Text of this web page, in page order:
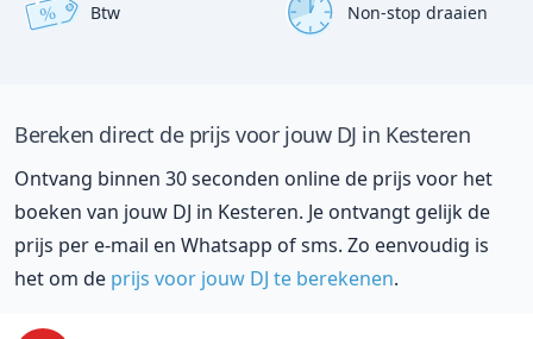
% Btw Non-stop draaien
Bereken direct de prijs voor jouw DJ in Kesteren
Ontvang binnen 30 seconden online de prijs voor het
boeken van jouw DJ in Kesteren. Je ontvangt gelijk de
prijs per e-mail en Whatsapp of sms. Zo eenvoudig is
het om de prijs voor jouw DJ te berekenen.